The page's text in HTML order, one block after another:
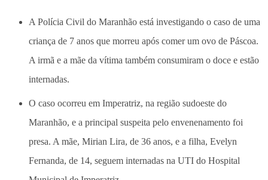
A Polícia Civil do Maranhão está investigando o caso de uma
criança de 7 anos que morreu após comer um ovo de Páscoa.
A irmã e a mãe da vítima também consumiram o doce e estão
internadas.
O caso ocorreu em Imperatriz, na região sudoeste do
Maranhão, e a principal suspeita pelo envenenamento foi
presa. A mãe, Mirian Lira, de 36 anos, e a filha, Evelyn
Fernanda, de 14, seguem internadas na UTI do Hospital